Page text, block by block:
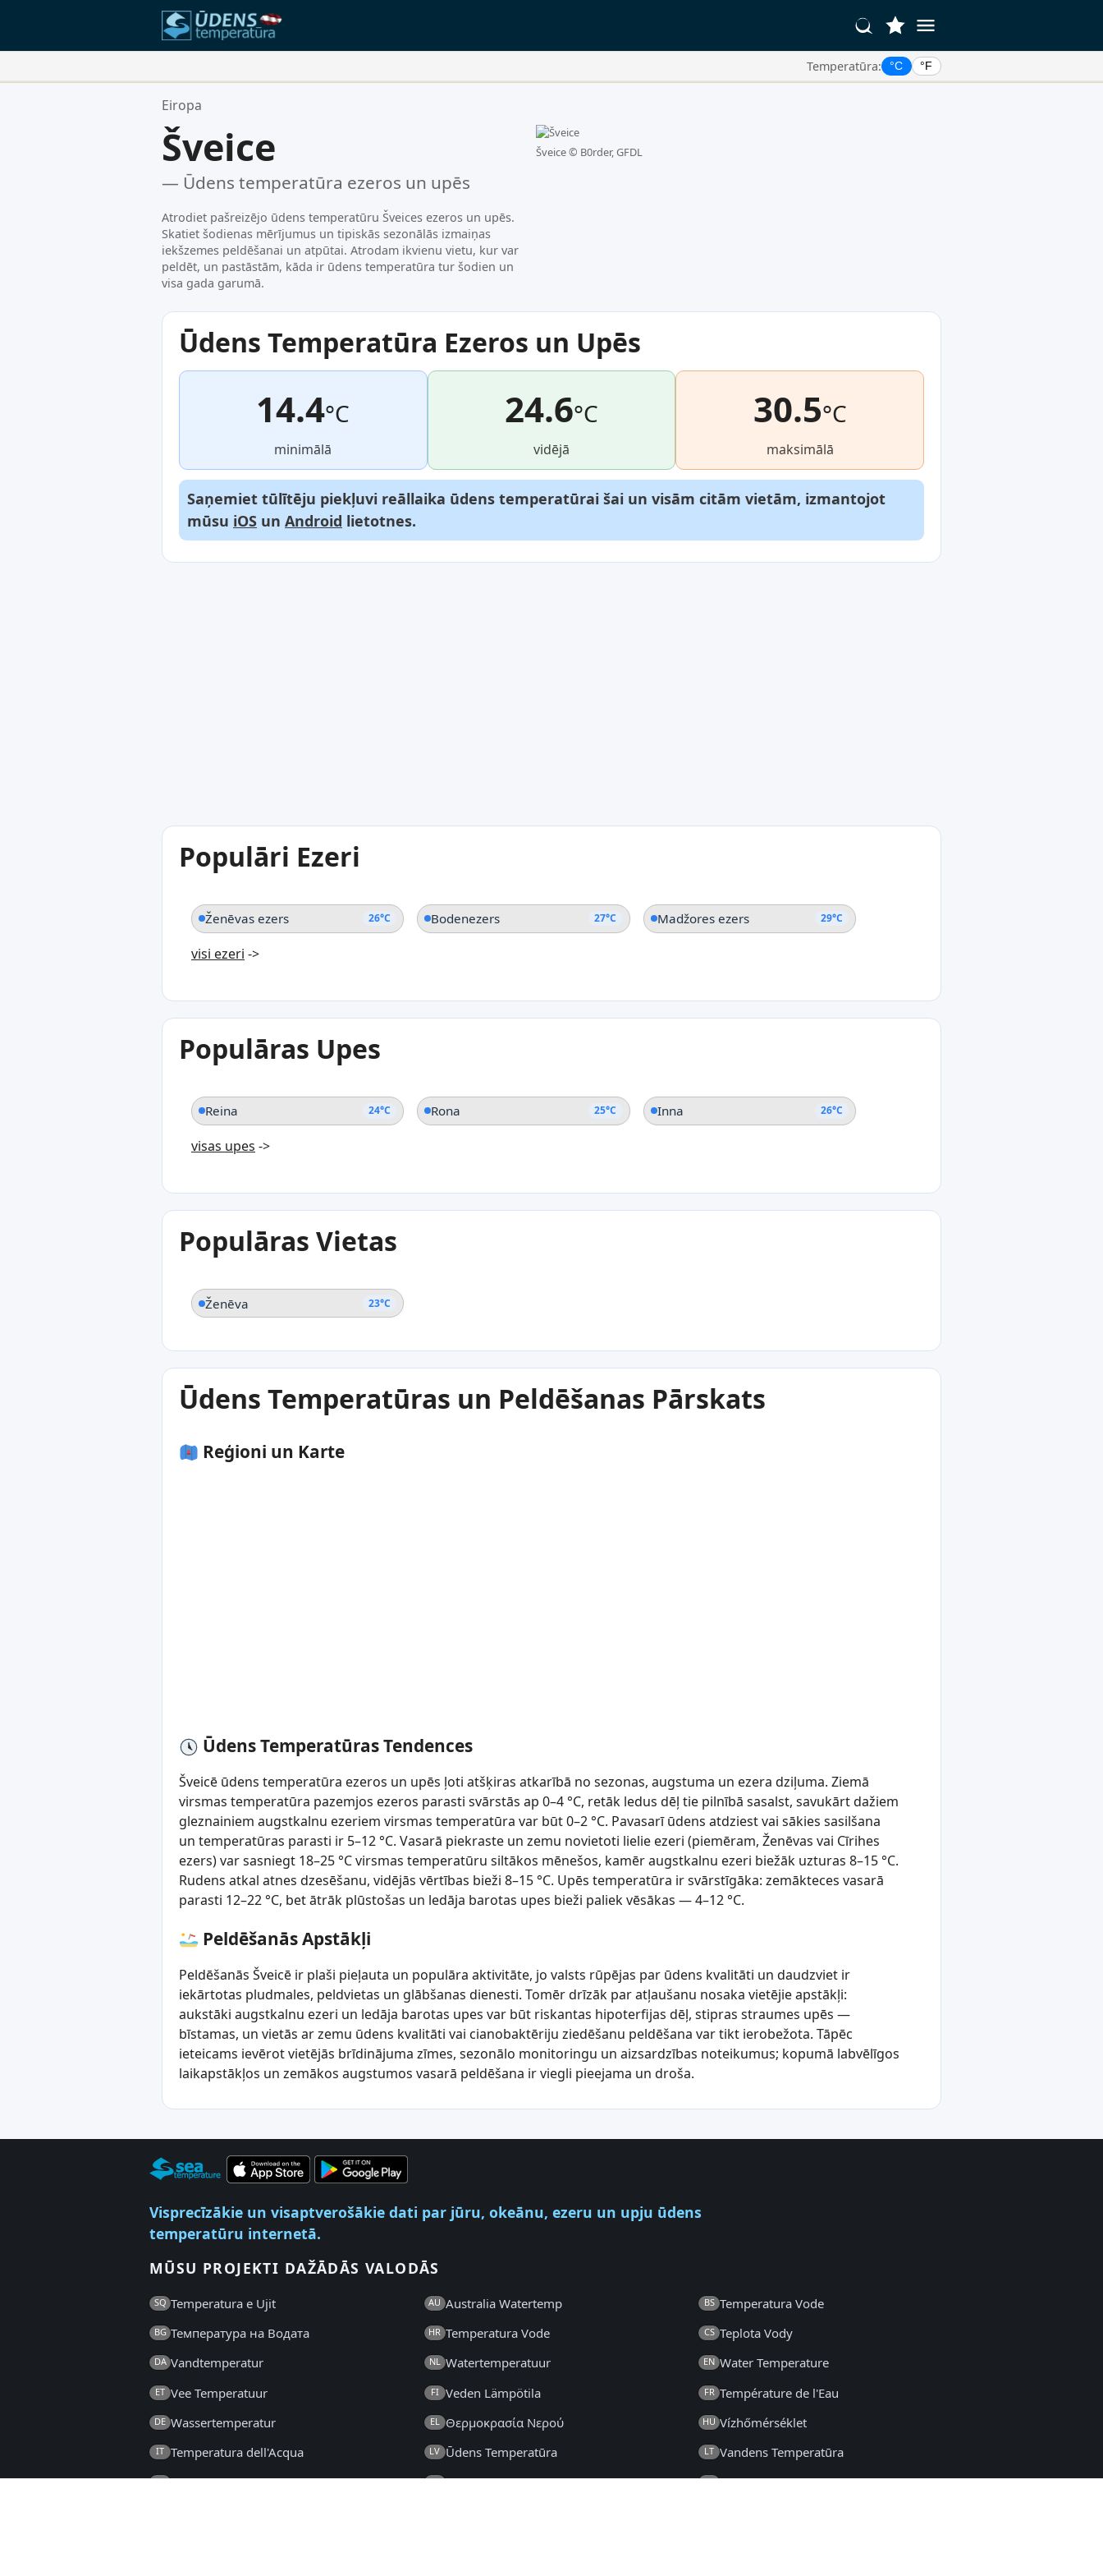
Temperatūra: °C °F
Jūsu Iecienītākās Vietas:
Eiropa
Šveice
— Ūdens temperatūra ezeros un upēs
Atrodiet pašreizējo ūdens temperatūru Šveices ezeros un upēs.
Skatiet šodienas mērījumus un tipiskās sezonālās izmaiņas
iekšzemes peldēšanai un atpūtai. Atrodam ikvienu vietu, kur var
peldēt, un pastāstām, kāda ir ūdens temperatūra tur šodien un
visa gada garumā.
Šveice © B0rder, GFDL
Ūdens Temperatūra Ezeros un Upēs
14.4°C
minimālā
24.6°C
vidējā
30.5°C
maksimālā
Saņemiet tūlītēju piekļuvi reāllaika ūdens temperatūrai šai un visām citām vietām, izmantojot
mūsu iOS un Android lietotnes.
Populāri Ezeri
Ženēvas ezers 26°C Bodenezers 27°C Madžores ezers 29°C
visi ezeri ->
Populāras Upes
Reina 24°C Rona 25°C Inna 26°C
visas upes ->
Populāras Vietas
Ženēva 23°C
Ūdens Temperatūras un Peldēšanas Pārskats
Reģioni un Karte
Ūdens Temperatūras Tendences
Šveicē ūdens temperatūra ezeros un upēs ļoti atšķiras atkarībā no sezonas, augstuma un ezera dziļuma. Ziemā
virsmas temperatūra pazemjos ezeros parasti svārstās ap 0–4 °C, retāk ledus dēļ tie pilnībā sasalst, savukārt dažiem
gleznainiem augstkalnu ezeriem virsmas temperatūra var būt 0–2 °C. Pavasarī ūdens atdziest vai sākies sasilšana
un temperatūras parasti ir 5–12 °C. Vasarā piekraste un zemu novietoti lielie ezeri (piemēram, Ženēvas vai Cīrihes
ezers) var sasniegt 18–25 °C virsmas temperatūru siltākos mēnešos, kamēr augstkalnu ezeri biežāk uzturas 8–15 °C.
Rudens atkal atnes dzesēšanu, vidējās vērtības bieži 8–15 °C. Upēs temperatūra ir svārstīgāka: zemākteces vasarā
parasti 12–22 °C, bet ātrāk plūstošas un ledāja barotas upes bieži paliek vēsākas — 4–12 °C.
Peldēšanās Apstākļi
Peldēšanās Šveicē ir plaši pieļauta un populāra aktivitāte, jo valsts rūpējas par ūdens kvalitāti un daudzviet ir
iekārtotas pludmales, peldvietas un glābšanas dienesti. Tomēr drīzāk par atļaušanu nosaka vietējie apstākļi:
aukstāki augstkalnu ezeri un ledāja barotas upes var būt riskantas hipoterfijas dēļ, stipras straumes upēs —
bīstamas, un vietās ar zemu ūdens kvalitāti vai cianobaktēriju ziedēšanu peldēšana var tikt ierobežota. Tāpēc
ieteicams ievērot vietējās brīdinājuma zīmes, sezonālo monitoringu un aizsardzības noteikumus; kopumā labvēlīgos
laikapstākļos un zemākos augstumos vasarā peldēšana ir viegli pieejama un droša.
Visprecīzākie un visaptverošākie dati par jūru, okeānu, ezeru un upju ūdens
temperatūru internetā.
MŪSU PROJEKTI DAŽĀDĀS VALODĀS
SQ Temperatura e Ujit AU Australia Watertemp BS Temperatura Vode
BG Температура на Водата HR Temperatura Vode CS Teplota Vody
DA Vandtemperatur NL Watertemperatuur EN Water Temperature
ET Vee Temperatuur FI Veden Lämpötila FR Température de l'Eau
DE Wassertemperatur EL Θερμοκρασία Νερού HU Vízhőmérséklet
IT Temperatura dell'Acqua LV Ūdens Temperatūra LT Vandens Temperatūra
MK Температура на Водата NZ New Zealand Watertemp NO Vanntemperatur